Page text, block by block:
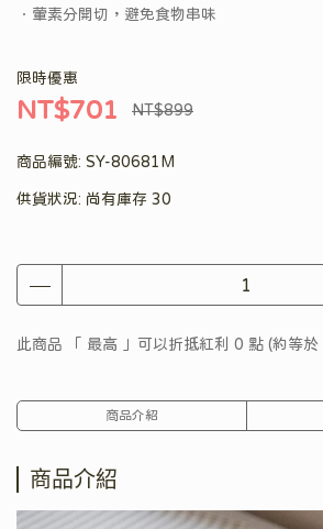
．葷素分開切，避免食物串味
限時優惠
NT$701 NT$899
商品編號: SY-80681M
供貨狀況: 尚有庫存 30
此商品 「 最高 」可以折抵紅利 0 點 (約等於
商品介紹
商品介紹